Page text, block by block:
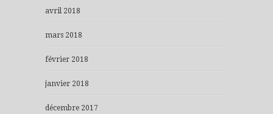
avril 2018
mars 2018
février 2018
janvier 2018
décembre 2017